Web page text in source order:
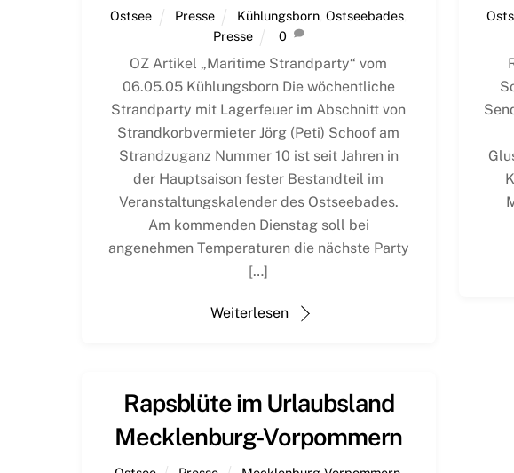
Ostsee Presse Kühlungsborn ,Ostseebades
Presse
0
OZ Artikel „Maritime Strandparty“ vom
06.05.05 Kühlungsborn Die wöchentliche
Strandparty mit Lagerfeuer im Abschnitt von
Strandkorbvermieter Jörg (Peti) Schoof am
Strandzuganz Nummer 10 ist seit Jahren in
der Hauptsaison fester Bestandteil im
Veranstaltungskalender des Ostseebades.
Am kommenden Dienstag soll bei
angenehmen Temperaturen die nächste Party
[…]
Weiterlesen
Rapsblüte im Urlaubsland
Mecklenburg-Vorpommern